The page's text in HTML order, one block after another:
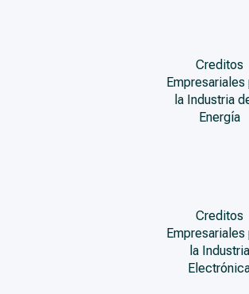
Creditos
Empresariales
la Industria
Energía
Creditos
Empresariales
la Industria